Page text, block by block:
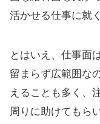
活かせる仕事に就
とはいえ、仕事面
留まらず広範囲な
えることも多く、
周りに助けてもら